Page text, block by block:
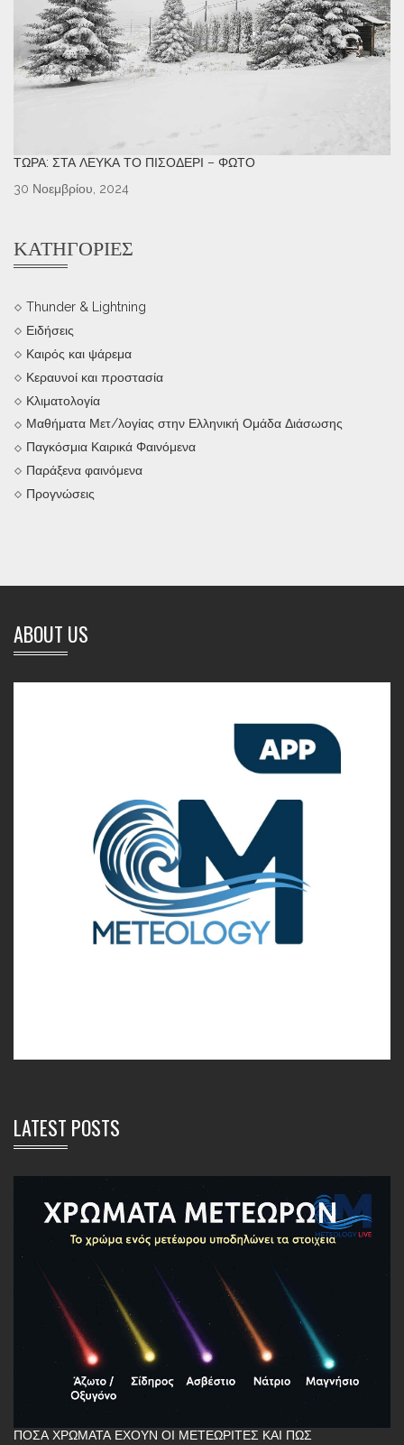
ΤΏΡΑ: ΣΤΑ ΛΕΥΚΆ ΤΟ ΠΙΣΟΔΈΡΙ – ΦΩΤΌ
30 Νοεμβρίου, 2024
ΚΑΤΗΓΟΡΊΕΣ
Thunder & Lightning
Ειδήσεις
Καιρός και ψάρεμα
Κεραυνοί και προστασία
Κλιματολογία
Μαθήματα Μετ/λογίας στην Ελληνική Ομάδα Διάσωσης
Παγκόσμια Καιρικά Φαινόμενα
Παράξενα φαινόμενα
Προγνώσεις
ABOUT US
LATEST POSTS
ΠΌΣΑ ΧΡΏΜΑΤΑ ΈΧΟΥΝ ΟΙ ΜΕΤΕΩΡΊΤΕΣ ΚΑΙ ΠΏΣ